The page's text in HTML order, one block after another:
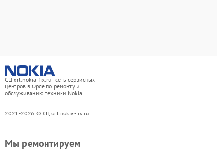
СЦ orl.nokia-fix.ru - сеть сервисных
центров в Орле по ремонту и
обслуживанию техники Nokia
2021-2026 © СЦ orl.nokia-fix.ru
Мы ремонтируем